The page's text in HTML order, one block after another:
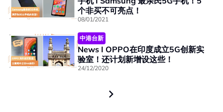
个非买不可亮点！
08/01/2021
中港台新
News I OPPO在印度成立5G创新实
验室！还计划新增设这些！
24/12/2020